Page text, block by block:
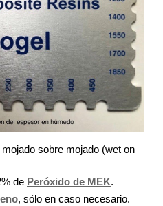
mojado sobre mojado (wet on
de Peróxido de MEK.
, sólo en caso necesario.